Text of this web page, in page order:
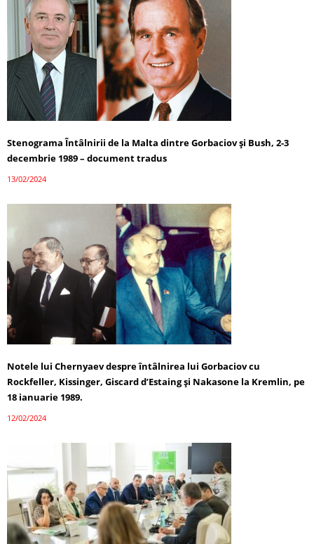
Stenograma Întâlnirii de la Malta dintre Gorbaciov și Bush, 2-3
decembrie 1989 – document tradus
13/02/2024
Notele lui Chernyaev despre întâlnirea lui Gorbaciov cu
Rockfeller, Kissinger, Giscard d’Estaing și Nakasone la Kremlin, pe
18 ianuarie 1989.
12/02/2024